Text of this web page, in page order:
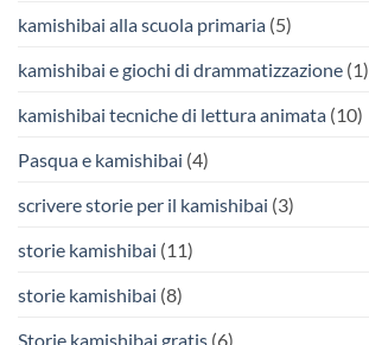
kamishibai alla scuola primaria (5)
kamishibai e giochi di drammatizzazione (1)
kamishibai tecniche di lettura animata (10)
Pasqua e kamishibai (4)
scrivere storie per il kamishibai (3)
storie kamishibai (11)
storie kamishibai (8)
Storie kamishibai gratis (6)